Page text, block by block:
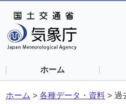
ホーム
ホーム > 各種データ・資料 > 過